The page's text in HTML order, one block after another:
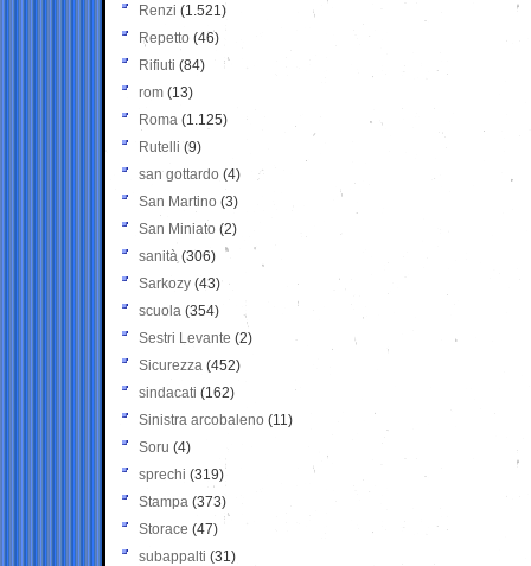
Renzi (1.521)
Repetto (46)
Rifiuti (84)
rom (13)
Roma (1.125)
Rutelli (9)
san gottardo (4)
San Martino (3)
San Miniato (2)
sanità (306)
Sarkozy (43)
scuola (354)
Sestri Levante (2)
Sicurezza (452)
sindacati (162)
Sinistra arcobaleno (11)
Soru (4)
sprechi (319)
Stampa (373)
Storace (47)
subappalti (31)